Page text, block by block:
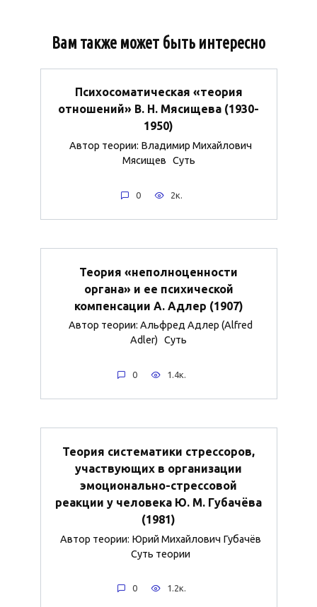
Вам также может быть интересно
Психосоматическая «теория
отношений» В. Н. Мясищева (1930-
1950)
Автор теории: Владимир Михайлович
Мясищев Суть
0 2к.
Теория «неполноценности
органа» и ее психической
компенсации А. Адлер (1907)
Автор теории: Альфред Адлер (Alfred
Adler) Суть
0 1.4к.
Теория систематики стрессоров,
участвующих в организации
эмоционально-стрессовой
реакции у человека Ю. М. Губачёва
(1981)
Автор теории: Юрий Михайлович Губачёв
Суть теории
0 1.2к.